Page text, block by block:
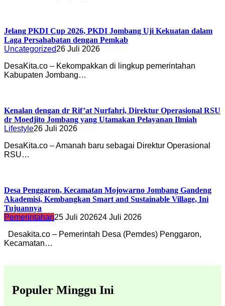
Jelang PKDI Cup 2026, PKDI Jombang Uji Kekuatan dalam
Laga Persahabatan dengan Pemkab
Uncategorized26 Juli 2026
DesaKita.co – Kekompakkan di lingkup pemerintahan
Kabupaten Jombang…
Kenalan dengan dr Rif’at Nurfahri, Direktur Operasional RSU
dr Moedjito Jombang yang Utamakan Pelayanan Ilmiah
Lifestyle26 Juli 2026
DesaKita.co – Amanah baru sebagai Direktur Operasional
RSU…
Desa Penggaron, Kecamatan Mojowarno Jombang Gandeng
Akademisi, Kembangkan Smart and Sustainable Village, Ini
Tujuannya
Pemerintahan25 Juli 202624 Juli 2026
Desakita.co – Pemerintah Desa (Pemdes) Penggaron,
Kecamatan…
Populer Minggu Ini